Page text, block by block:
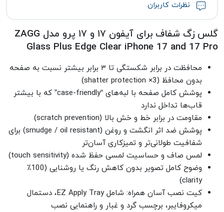
نظرات کاربران
گلس زگ شفاف برای آیفون ۱۷ و ۱۷ پرو مدل ZAGG
Glass Plus Edge Clear iPhone 17 and 17 Pro
محافظت در برابر شکستگی تا ۳ برابر بیشتر نسبت به صفحه‌
بدون محافظ (3× shatter protection)
پوشش کامل صفحه با لبه‌های “case-friendly” که با بیشتر
قاب‌ها تداخل ندارد
مقاومت در برابر خط و خش بالا (scratch prevention)
پوشش ضد اثر انگشت و روغن (smudge / oil resistant) برای
شفافیت طولانی‌تر و تمیزکاری آسان‌تر
لمس صاف و حساسیت لمسی حفظ شده (touch sensitivity)
وضوح کامل تصویر بدون کاهش رنگ یا روشنایی (100٪
clarity)
کیت نصب آسان همراه: شامل EZ Apply Tray، دستمال
میکروفایبر، برچسب گرد و غبار و راهنمایی نصب